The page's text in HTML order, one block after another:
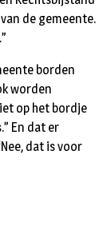
de gemeente.
borden
worden
op het bordje
En dat er
dat is voor